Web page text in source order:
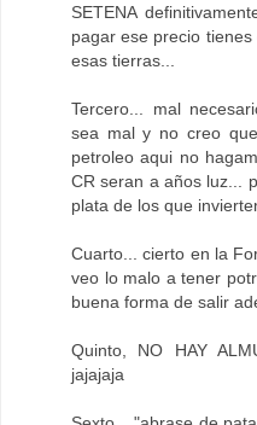
SETENA
pagar ese precio
esas tierras...
Tercero... mal
sea mal y no creo
petroleo aqui no
CR seran a años luz...
plata de los que
Cuarto... cierto en la
veo lo malo a tener
buena forma de salir
Quinto, NO HAY
jajajaja